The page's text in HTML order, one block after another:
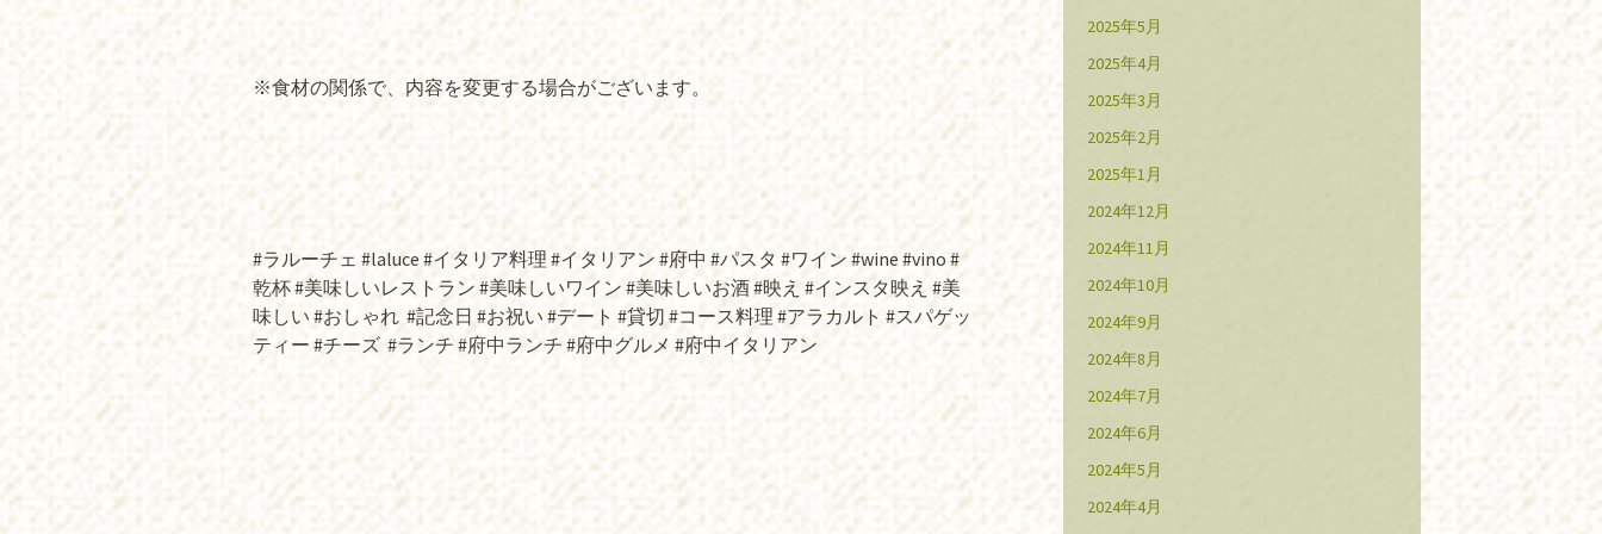
※食材の関係で、内容を変更する場合がございます。
#ラルーチェ #laluce #イタリア料理 #イタリアン #府中 #パスタ #ワイン #wine #vino #
乾杯 #美味しいレストラン #美味しいワイン #美味しいお酒 #映え #インスタ映え #美
味しい #おしゃれ #記念日 #お祝い #デート #貸切 #コース料理 #アラカルト #スパゲッ
ティー #チーズ #ランチ #府中ランチ #府中グルメ #府中イタリアン
2025年5月
2025年4月
2025年3月
2025年2月
2025年1月
2024年12月
2024年11月
2024年10月
2024年9月
2024年8月
2024年7月
2024年6月
2024年5月
2024年4月